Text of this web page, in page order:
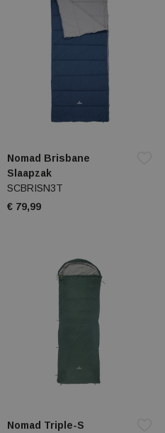
Nomad Brisbane
Slaapzak
SCBRISN3T
€ 79,99
Nomad Triple-S